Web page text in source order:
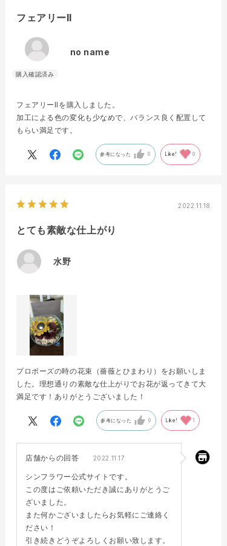
フェアリーII
no name
フェアリーIIを購入しました。
加工による色の変化も少なめで、バランス良く配置して
もらい満足です。
参考になった 0 Like! 0
2022.11.18
とても素敵な仕上がり
水野
プロポーズの時の花束（薔薇とひまわり）をお願いしま
した。理想通りの素敵な仕上がりでお花が返ってきて大
満足です！ありがとうございました！
参考になった 0 Like! 1
店舗からの回答 2022.11.17
シンフラワー公式サイトです。
この度はご依頼いただき誠にありがとうご
ざいました。
また何かございましたらお気軽にご連絡く
ださい！
引き続きどうぞよろしくお願い致します。